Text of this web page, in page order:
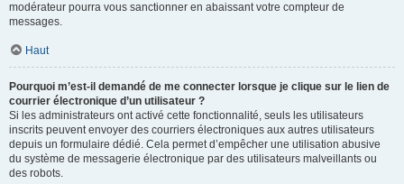
modérateur pourra vous sanctionner en abaissant votre compteur de
messages.
Haut
Pourquoi m’est-il demandé de me connecter lorsque je clique sur le lien de
courrier électronique d’un utilisateur ?
Si les administrateurs ont activé cette fonctionnalité, seuls les utilisateurs
inscrits peuvent envoyer des courriers électroniques aux autres utilisateurs
depuis un formulaire dédié. Cela permet d’empêcher une utilisation abusive
du système de messagerie électronique par des utilisateurs malveillants ou
des robots.